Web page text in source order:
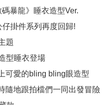
暴龍》睡衣造型Ver.